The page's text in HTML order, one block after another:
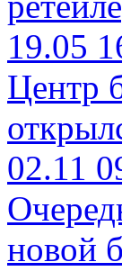
19.05
Центр
02.11
новой